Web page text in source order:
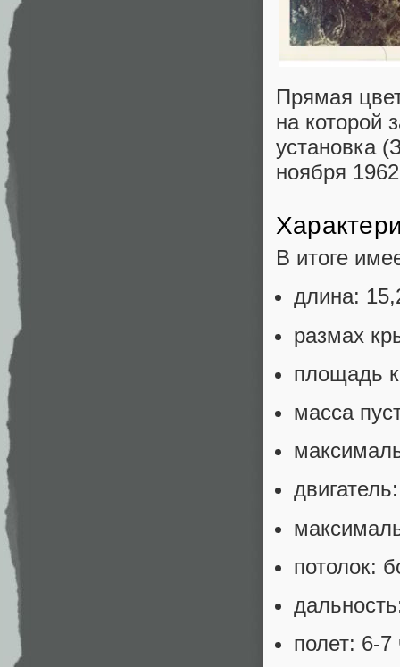
Прямая
на которой
установка
ноября
В итоге
длина:
размах
площадь
масса
потолок:
полет: 6-7